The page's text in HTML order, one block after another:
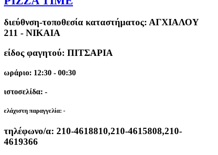
διεύθνση-τοποθεσία καταστήματος: ΑΓΧΙΑΛΟΥ
211 - ΝΙΚΑΙΑ
είδος φαγητού: ΠΙΤΣΑΡΙΑ
ωράριο: 12:30 - 00:30
ιστοσελίδα: -
ελάχιστη παραγγελία: -
τηλέφωνο/α: 210-4618810,210-4615808,210-
4619366